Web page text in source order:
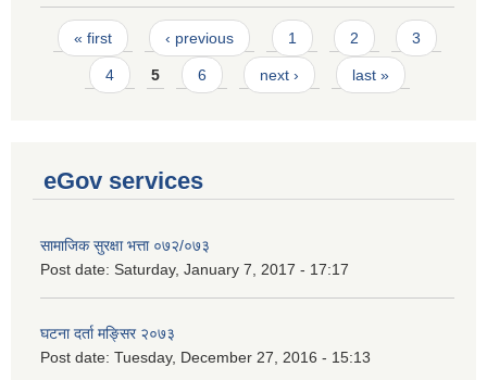
Pages
« first ‹ previous 1 2 3
4 5 6 next › last »
eGov services
सामाजिक सुरक्षा भत्ता ०७२/०७३
Post date: Saturday, January 7, 2017 - 17:17
घटना दर्ता मङ्सिर २०७३
Post date: Tuesday, December 27, 2016 - 15:13